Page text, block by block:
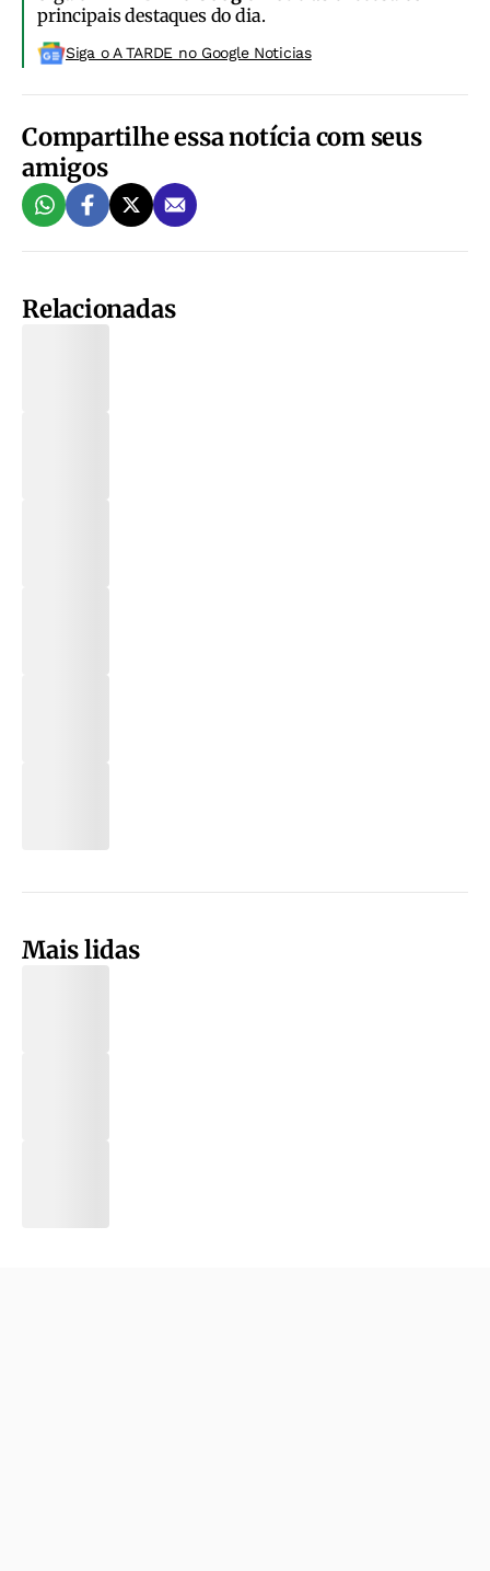
principais destaques do dia.
Siga o A TARDE no Google Noticias
Compartilhe essa notícia com seus
amigos
Relacionadas
Mais lidas